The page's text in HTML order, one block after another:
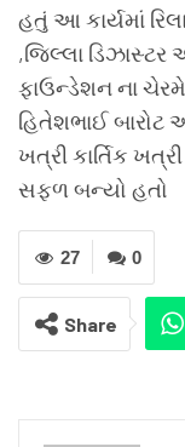
હતું આ કાર્યમાં
,જિલ્લા
ફાઉન્ડેશન ના
હિતેશભાઈ બારોટ
ખત્રી કાર્તિક
સફળ બન્યો હતો
0
27
Share